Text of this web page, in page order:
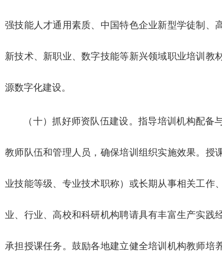
强技能人才通用素质、中国特色企业新型学徒制、
新技术、新职业、数字技能等新兴领域职业培训教
源数字化建设。
（十）抓好师资队伍建设。指导培训机构配
教师队伍和管理人员，确保培训组织实施效果。授
业技能等级、专业技术职称）或长期从事相关工作
业、行业、高校和科研机构聘请具有丰富生产实践
承担授课任务。鼓励各地建立健全培训机构教师培